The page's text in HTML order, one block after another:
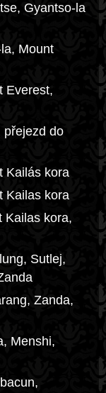
Gyantso-la
Mount
Everest,
přejezd do
Kailás kora
Kailas kora
Kailas kora,
Sutlej,
Zanda,
Menshi,